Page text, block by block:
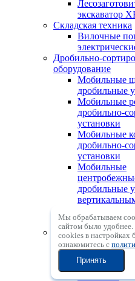
экскаватор
Складская техника
Вилочные
Дробильно-
оборудование
Мобильные
дробильные
Мобильные
дробильно-
установки
Мобильные
дробильно-
установки
Мобильные
дробильные
Горно-шахтная
для угольных
Мы обрабатываем
сайтом было
сookies в настройках
ознакомитесь с
Принять